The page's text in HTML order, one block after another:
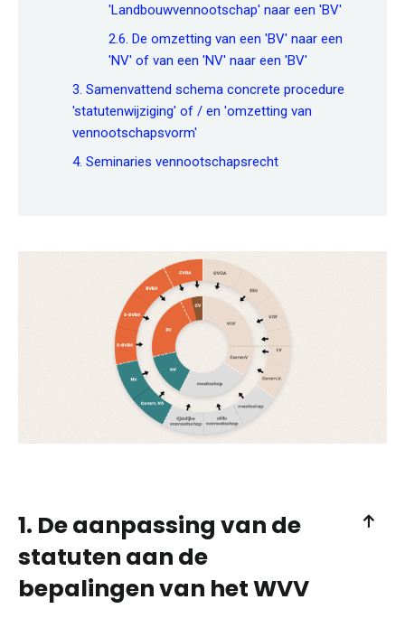
'Landbouwvennootschap' naar een 'BV'
2.6. De omzetting van een 'BV' naar een
'NV' of van een 'NV' naar een 'BV'
3. Samenvattend schema concrete procedure
'statutenwijziging' of / en 'omzetting van
vennootschapsvorm'
4. Seminaries vennootschapsrecht
1. De aanpassing van de
statuten aan de
bepalingen van het WVV